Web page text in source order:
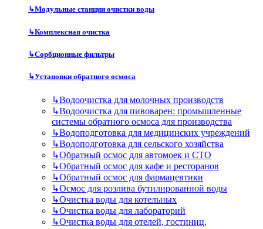
↳Модульные станции очистки воды
↳Комплексная очистка
↳Сорбционные фильтры
↳Установки обратного осмоса
↳Водоочистка для молочных производств
↳Водоочистка для пивоварен: промышленные
системы обратного осмоса для производства
↳Водоподготовка для медицинских учреждений
↳Водоподготовка для сельского хозяйства
↳Обратный осмос для автомоек и СТО
↳Обратный осмос для кафе и ресторанов
↳Обратный осмос для фармацевтики
↳Осмос для розлива бутилированной воды
↳Очистка воды для котельных
↳Очистка воды для лабораторий
↳Очистка воды для отелей, гостиниц,